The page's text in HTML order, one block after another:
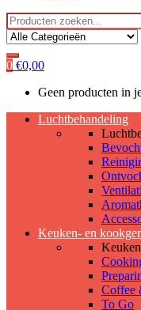
Search
for:
0 €0,00
Geen producten in
Luchtbehandeling
Keuken- en
Coffee
To Go